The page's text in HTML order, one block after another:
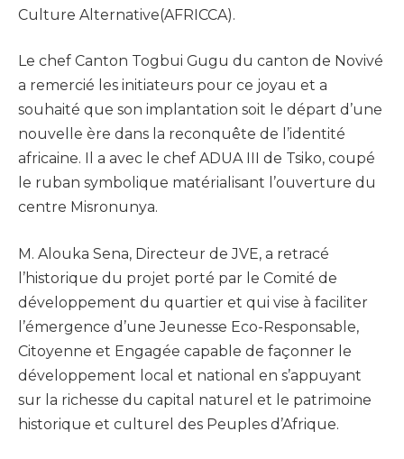
Culture Alternative(AFRICCA).
Le chef Canton Togbui Gugu du canton de Novivé
a remercié les initiateurs pour ce joyau et a
souhaité que son implantation soit le départ d’une
nouvelle ère dans la reconquête de l’identité
africaine. Il a avec le chef ADUA III de Tsiko, coupé
le ruban symbolique matérialisant l’ouverture du
centre Misronunya.
M. Alouka Sena, Directeur de JVE, a retracé
l’historique du projet porté par le Comité de
développement du quartier et qui vise à faciliter
l’émergence d’une Jeunesse Eco-Responsable,
Citoyenne et Engagée capable de façonner le
développement local et national en s’appuyant
sur la richesse du capital naturel et le patrimoine
historique et culturel des Peuples d’Afrique.